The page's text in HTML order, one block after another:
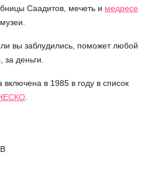
Саадитов, мечеть и медресе
вы заблудились, поможет любой
за деньги.
в 1985 в году в список
.